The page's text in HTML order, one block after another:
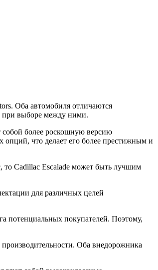
Оба автомобиля отличаются
при выборе между ними.
собой более роскошную версию
что делает его более престижным и
то Cadillac Escalade может быть лучшим
для различных целей
потенциальных покупателей. Поэтому,
Оба внедорожника